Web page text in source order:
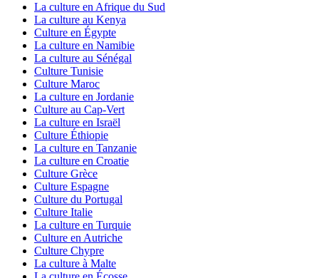
La culture en Afrique du Sud
La culture au Kenya
Culture en Égypte
La culture en Namibie
La culture au Sénégal
Culture Tunisie
Culture Maroc
La culture en Jordanie
Culture au Cap-Vert
La culture en Israël
Culture Éthiopie
La culture en Tanzanie
La culture en Croatie
Culture Grèce
Culture Espagne
Culture du Portugal
Culture Italie
La culture en Turquie
Culture en Autriche
Culture Chypre
La culture à Malte